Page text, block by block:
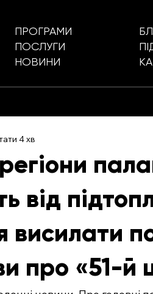
ПРОГРАМИ
ПОСЛУГИ
НОВИНИ
від
висилати
про «51-й
4 хв